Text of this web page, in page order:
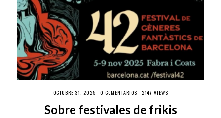
OCTUBRE 31, 2025 · 0 COMENTARIOS · 2147 VIEWS
Sobre festivales de frikis